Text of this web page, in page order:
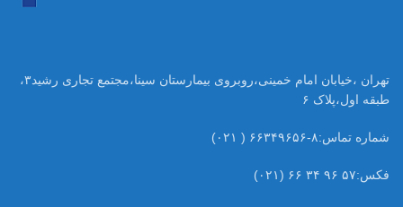
تهران ،خیابان امام خمینی،روبروی بیمارستان سینا،مجتمع تجاری رشید۳،
طبقه اول،پلاک ۶
شماره تماس:۸-۶۶۳۴۹۶۵۶ ( ۰۲۱)
فکس:۵۷ ۹۶ ۳۴ ۶۶ (۰۲۱)